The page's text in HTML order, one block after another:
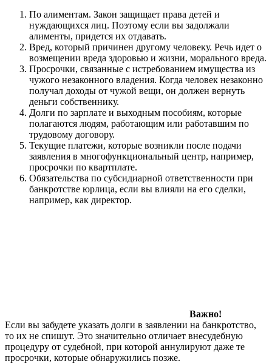
По алиментам. Закон защищает права детей и
нуждающихся лиц. Поэтому если вы задолжали
алименты, придется их отдавать.
Вред, который причинен другому человеку. Речь идет о
возмещении вреда здоровью и жизни, морального вреда.
Просрочки, связанные с истребованием имущества из
чужого незаконного владения. Когда человек незаконно
получал доходы от чужой вещи, он должен вернуть
деньги собственнику.
Долги по зарплате и выходным пособиям, которые
полагаются людям, работающим или работавшим по
трудовому договору.
Текущие платежи, которые возникли после подачи
заявления в многофункциональный центр, например,
просрочки по квартплате.
Обязательства по субсидиарной ответственности при
банкротстве юрлица, если вы влияли на его сделки,
например, как директор.
Важно!
Если вы забудете указать долги в заявлении на банкротство,
то их не спишут. Это значительно отличает внесудебную
процедуру от судебной, при которой аннулируют даже те
просрочки, которые обнаружились позже.